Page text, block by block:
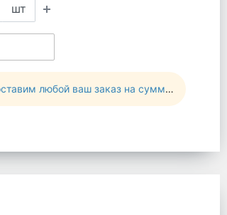
шт
любой ваш заказ на сумму от 10 000 руб